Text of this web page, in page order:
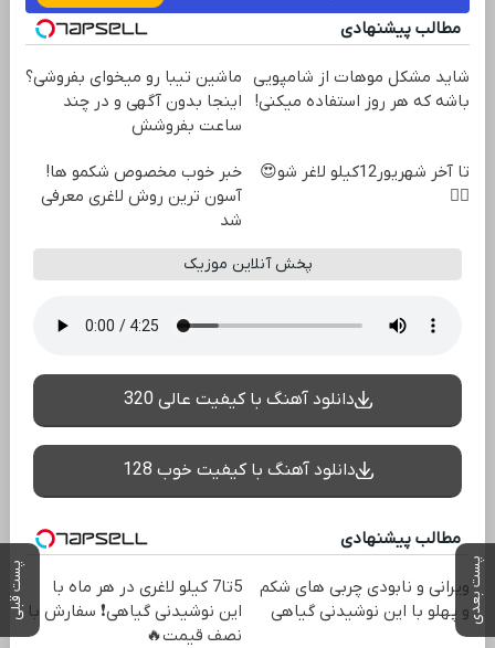
پست بعدی پست قبلی
مطالب پیشنهادی
شاید مشکل موهات از شامپویی
باشه که هر روز استفاده میکنی!
ماشین تیبا رو میخوای بفروشی؟
اینجا بدون آگهی و در چند
ساعت بفروشش
تا آخر شهریور12کیلو لاغر شو😍
👌🏻
خبر خوب مخصوص شکمو ها!
آسون ترین روش لاغری معرفی
شد
پخش آنلاین موزیک
دانلود آهنگ با کیفیت عالی 320
دانلود آهنگ با کیفیت خوب 128
مطالب پیشنهادی
ویرانی و نابودی چربی های شکم
و پهلو با این نوشیدنی گیاهی
5تا7 کیلو لاغری در هر ماه با
این نوشیدنی گیاهی❗ سفارش با
نصف قیمت🔥